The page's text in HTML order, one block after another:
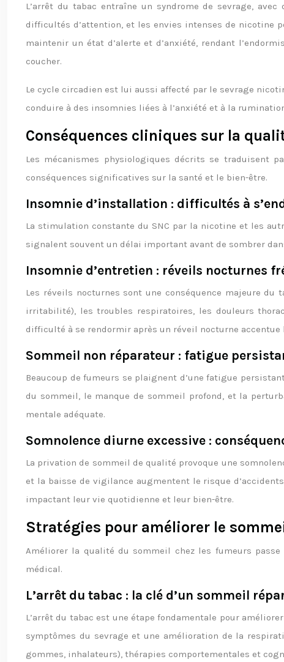
L’arrêt du tabac entraîne un syndrome de sevrage,
difficultés d’attention, et les envies intenses de nicotine
maintenir un état d’alerte et d’anxiété, rendant
coucher.
Le cycle circadien est lui aussi affecté par le sevrage
conduire à des insomnies liées à l’anxiété et à la
Conséquences cliniques sur la
Les mécanismes physiologiques décrits se traduisent
conséquences significatives sur la santé et le bien-être.
Insomnie d’installation : difficultés à
La stimulation constante du SNC par la nicotine et les
signalent souvent un délai important avant de sombrer
Insomnie d’entretien : réveils nocturnes
Les réveils nocturnes sont une conséquence majeure
irritabilité), les troubles respiratoires, les douleurs
difficulté à se rendormir après un réveil nocturne
Sommeil non réparateur : fatigue
Beaucoup de fumeurs se plaignent d’une fatigue
du sommeil, le manque de sommeil profond, et la
mentale adéquate.
Somnolence diurne excessive :
La privation de sommeil de qualité provoque une
et la baisse de vigilance augmentent le risque
impactant leur vie quotidienne et leur bien-être.
Stratégies pour améliorer le
Améliorer la qualité du sommeil chez les fumeurs
médical.
L’arrêt du tabac : la clé d’un sommeil
L’arrêt du tabac est une étape fondamentale pour
symptômes du sevrage et une amélioration de la
gommes, inhalateurs), thérapies comportementales et